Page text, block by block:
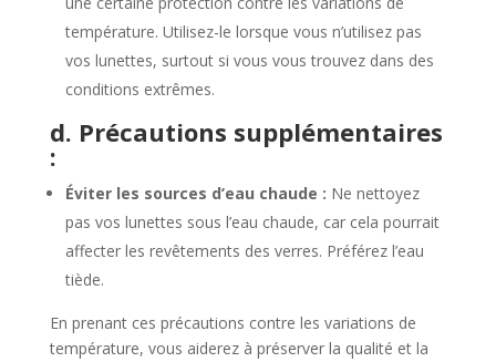
température. Utilisez-le lorsque vous n’utilisez pas
vos lunettes, surtout si vous vous trouvez dans des
conditions extrêmes.
d. Précautions supplémentaires
:
Éviter les sources d’eau chaude : Ne nettoyez
pas vos lunettes sous l’eau chaude, car cela pourrait
affecter les revêtements des verres. Préférez l’eau
tiède.
En prenant ces précautions contre les variations de
température, vous aiderez à préserver la qualité et la